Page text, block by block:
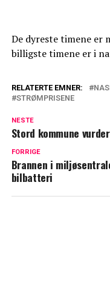
De dyreste timene er
billigste timene er i
RELATERTE EMNER:
STRØMPRISENE
NESTE
Stord kommune
FORRIGE
Brannen i
bilbatteri